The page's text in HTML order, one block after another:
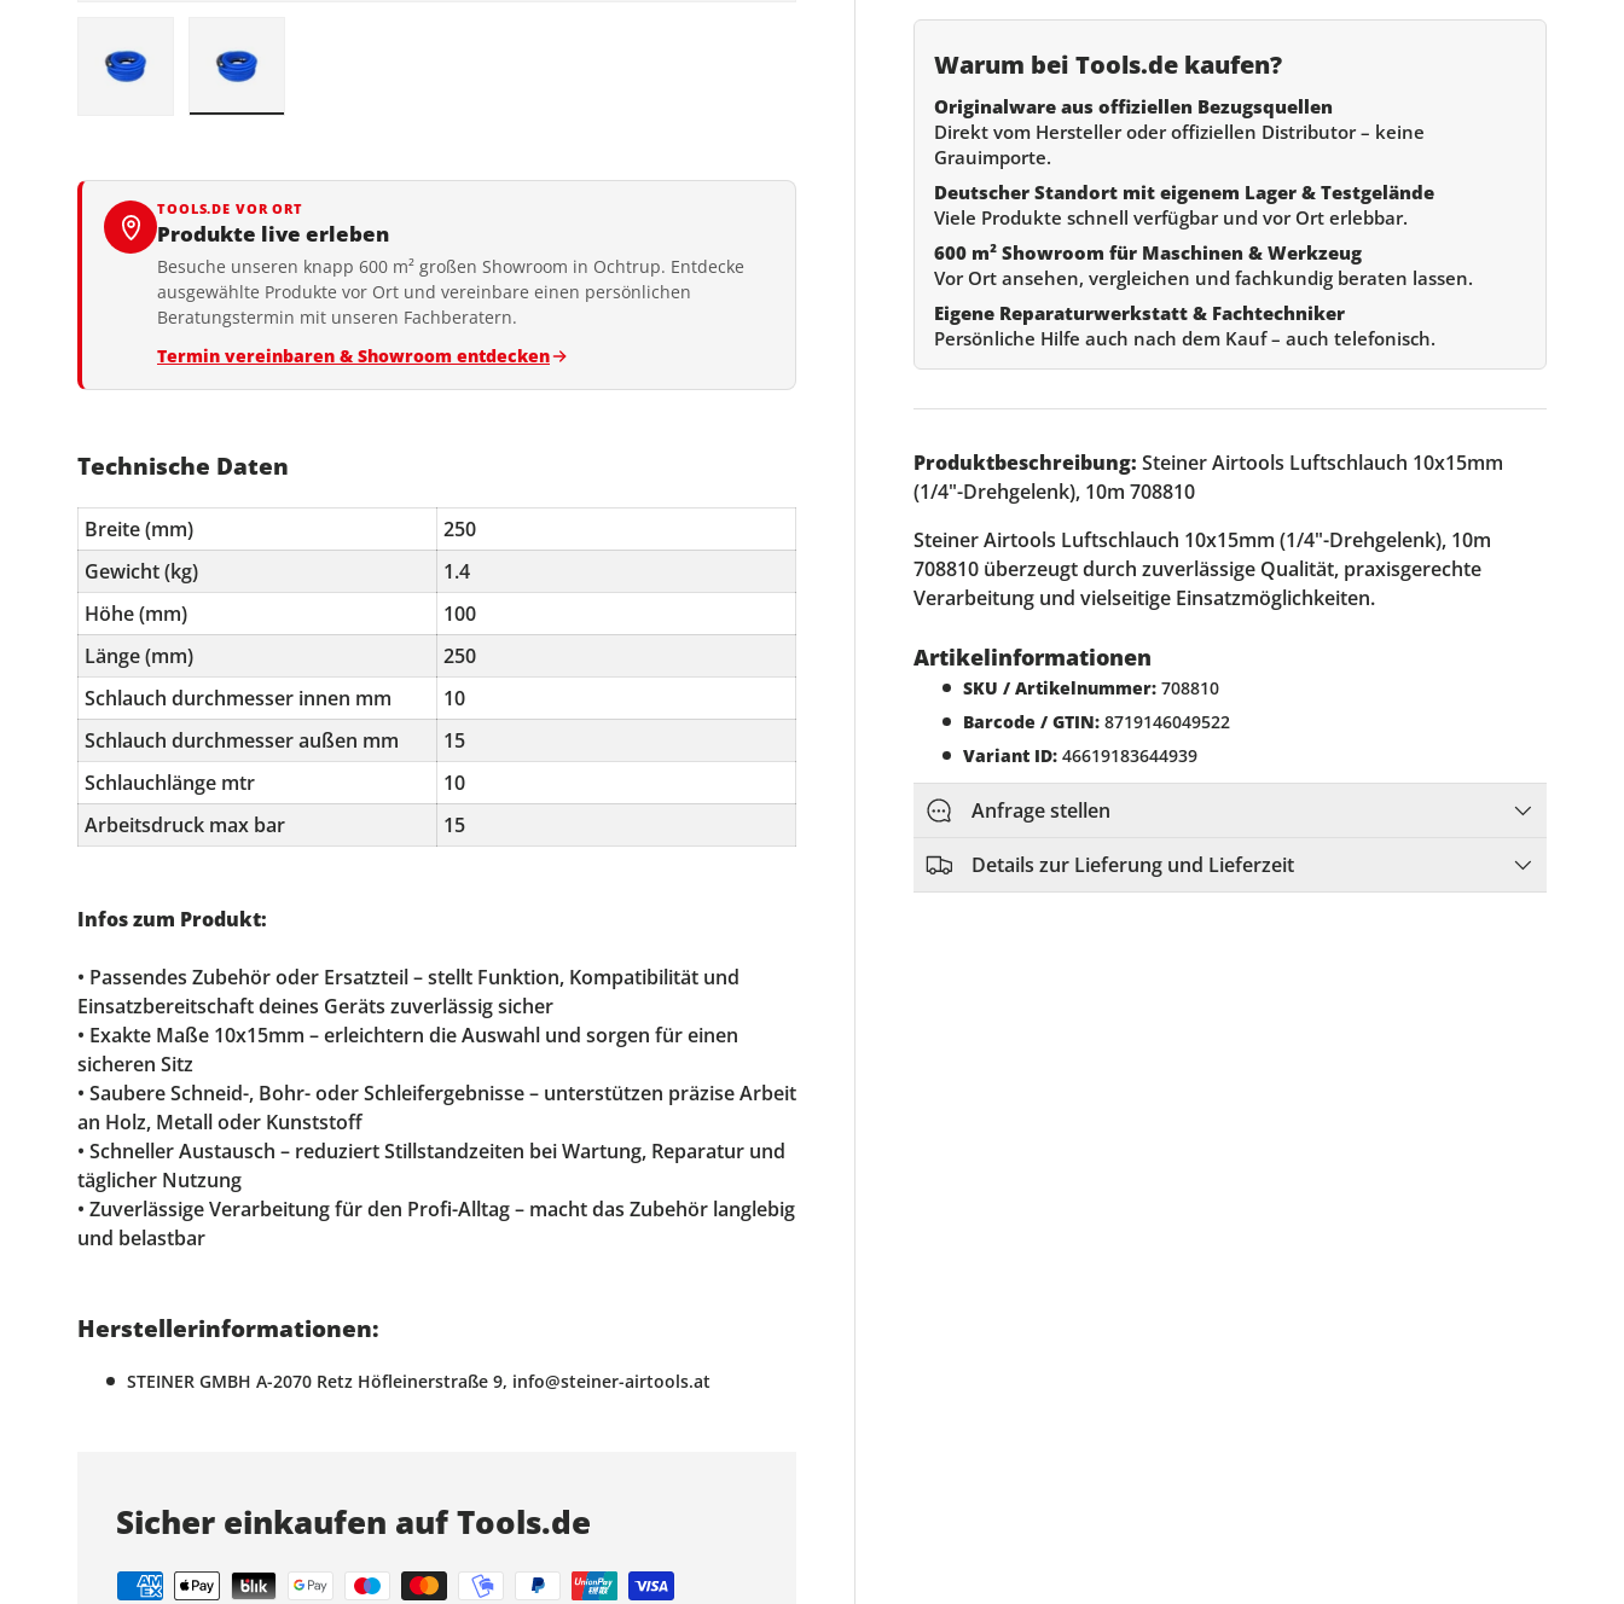
Warum bei Tools.de kaufen?
Originalware aus offiziellen Bezugsquellen
Direkt vom Hersteller oder offiziellen Distributor – keine
Grauimporte.
Deutscher Standort mit eigenem Lager & Testgelände
Viele Produkte schnell verfügbar und vor Ort erlebbar.
600 m² Showroom für Maschinen & Werkzeug
Vor Ort ansehen, vergleichen und fachkundig beraten lassen.
Eigene Reparaturwerkstatt & Fachtechniker
Persönliche Hilfe auch nach dem Kauf – auch telefonisch.
Produktbeschreibung: Steiner Airtools Luftschlauch 10x15mm
(1/4"-Drehgelenk), 10m 708810
Steiner Airtools Luftschlauch 10x15mm (1/4"-Drehgelenk), 10m
708810 überzeugt durch zuverlässige Qualität, praxisgerechte
Verarbeitung und vielseitige Einsatzmöglichkeiten.
Artikelinformationen
SKU / Artikelnummer: 708810
Barcode / GTIN: 8719146049522
Variant ID: 46619183644939
Anfrage stellen
Details zur Lieferung und Lieferzeit
TOOLS.DE VOR ORT
Produkte live erleben
Besuche unseren knapp 600 m² großen Showroom in Ochtrup. Entdecke
ausgewählte Produkte vor Ort und vereinbare einen persönlichen
Beratungstermin mit unseren Fachberatern.
Termin vereinbaren & Showroom entdecken
Technische Daten
Breite (mm)
250
Gewicht (kg)
1.4
Höhe (mm)
100
Länge (mm)
250
Schlauch durchmesser innen mm
10
Schlauch durchmesser außen mm
15
Schlauchlänge mtr
10
Arbeitsdruck max bar
15
Infos zum Produkt:
• Passendes Zubehör oder Ersatzteil – stellt Funktion, Kompatibilität und
Einsatzbereitschaft deines Geräts zuverlässig sicher
• Exakte Maße 10x15mm – erleichtern die Auswahl und sorgen für einen
sicheren Sitz
• Saubere Schneid-, Bohr- oder Schleifergebnisse – unterstützen präzise Arbeit
an Holz, Metall oder Kunststoff
• Schneller Austausch – reduziert Stillstandzeiten bei Wartung, Reparatur und
täglicher Nutzung
• Zuverlässige Verarbeitung für den Profi-Alltag – macht das Zubehör langlebig
und belastbar
Herstellerinformationen:
STEINER GMBH A-2070 Retz Höfleinerstraße 9, info@steiner-airtools.at
Sicher einkaufen auf Tools.de